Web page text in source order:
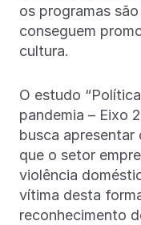
os programas
conseguem
cultura.
O estudo
pandemia – Eixo
busca apresentar
que o setor
violência
vítima desta
reconhecimento